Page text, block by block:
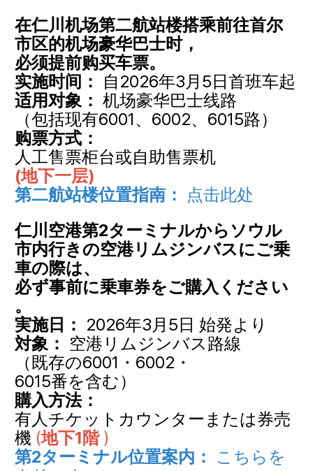
在仁川机场第二航站楼搭乘前往首尔
市区的机场豪华巴士时，
必须提前购买车票。
实施时间：
自2026年3月5日首班车起
适用对象： 机场豪华巴士线路
（包括现有6001、6002、6015路）
购票方式：
人工售票柜台或自助售票机
(地下一层)
第二航站楼位置指南：
点击此处
仁川空港第2ターミナルからソウル
市内行きの空港リムジンバスにご乗
車の際は、
必ず事前に乗車券をご購入ください
。
実施日： 2026年3月5日 始発より
対象： 空港リムジンバス路線
（既存の6001・6002・
6015番を含む）
購入方法：
有人チケットカウンターまたは券売
機 (地下1階)
第2ターミナル位置案内：
こちらを